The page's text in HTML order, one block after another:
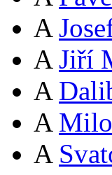
A
A Jiří
A
A
A